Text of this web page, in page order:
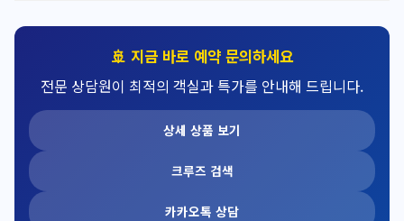
🚢 지금 바로 예약 문의하세요
전문 상담원이 최적의 객실과 특가를 안내해 드립니다.
상세 상품 보기
크루즈 검색
카카오톡 상담